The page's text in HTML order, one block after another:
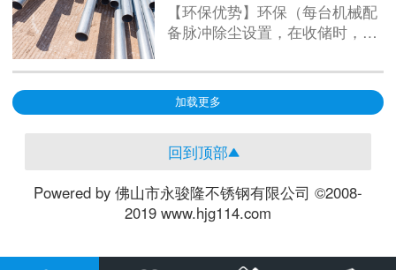
【环保优势】环保（每台机械配
备脉冲除尘设置，在收储时，周
小于等于7.2毫克/每立方米；空
载噪音小于等于70分贝）。【产
量大】1260（圆筒筛）：直径
优势】环保（每台机械配备脉冲
可以达到指标...
加载更多
回到顶部
Powered by 佛山市永骏隆不锈钢有限公司 ©2008-
2019 www.hjg114.com